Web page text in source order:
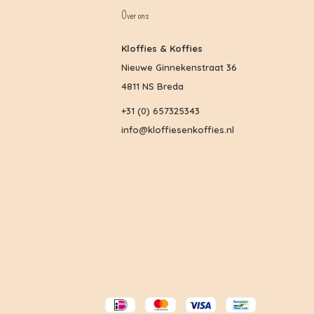
Over ons
Kloffies & Koffies
Nieuwe Ginnekenstraat 36
4811 NS Breda
+31 (0) 657325343
info@kloffiesenkoffies.nl